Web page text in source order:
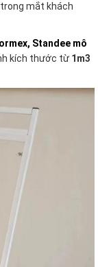
mắt khách
Standee mô
kích thước từ 1m3